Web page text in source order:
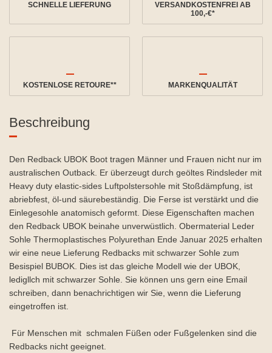
SCHNELLE LIEFERUNG
VERSANDKOSTENFREI AB
100,-€*
KOSTENLOSE RETOURE** MARKENQUALITÄT
Beschreibung
Den Redback UBOK Boot tragen Männer und Frauen nicht nur im
australischen Outback. Er überzeugt durch geöltes Rindsleder mit
Heavy duty elastic-sides Luftpolstersohle mit Stoßdämpfung, ist
abriebfest, öl-und säurebeständig. Die Ferse ist verstärkt und die
Einlegesohle anatomisch geformt. Diese Eigenschaften machen
den Redback UBOK beinahe unverwüstlich. Obermaterial Leder
Sohle Thermoplastisches Polyurethan Ende Januar 2025 erhalten
wir eine neue Lieferung Redbacks mit schwarzer Sohle zum
Besispiel BUBOK. Dies ist das gleiche Modell wie der UBOK,
ledigllch mit schwarzer Sohle. Sie können uns gern eine Email
schreiben, dann benachrichtigen wir Sie, wenn die Lieferung
eingetroffen ist.
Für Menschen mit schmalen Füßen oder Fußgelenken sind die
Redbacks nicht geeignet.